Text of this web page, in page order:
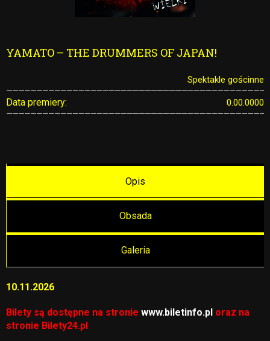
YAMATO – THE DRUMMERS OF JAPAN!
Spektakle gościnne
Data premiery: 0.00.0000
Opis
Obsada
Galeria
10.11.2026
Bilety są dostępne na stronie www.biletinfo.pl oraz na
stronie Bilety24.pl